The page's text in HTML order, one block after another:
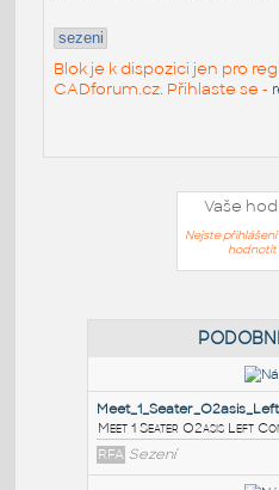
sezeni
Blok je k dispozici jen pro
CADforum.cz. Přihlaste se -
Vaše
Nejste
hodnotit